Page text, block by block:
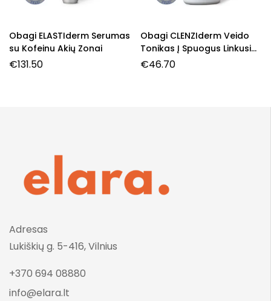
Obagi ELASTIderm Serumas
su Kofeinu Akių Zonai
€131.50
Obagi CLENZIderm Veido
Tonikas Į Spuogus Linkusiai
Odai
€46.70
Adresas
Lukiškių g. 5-416, Vilnius
+370 694 08880
info@elara.lt